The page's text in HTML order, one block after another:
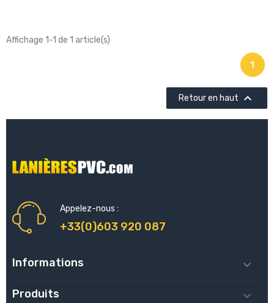
Affichage 1-1 de 1 article(s)
1
Retour en haut 
Appelez-nous :
+33(0)603 920 087
Informations 
Produits 